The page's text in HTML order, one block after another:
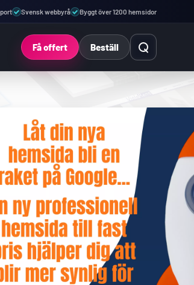
Svensk webbyrå Byggt över 1200 hemsidor
Få offert Beställ Öppna sök